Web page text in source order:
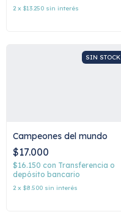
2 x $13.250 sin interés
SIN STOCK
Campeones del mundo
$17.000
$16.150 con Transferencia o
depósito bancario
2 x $8.500 sin interés